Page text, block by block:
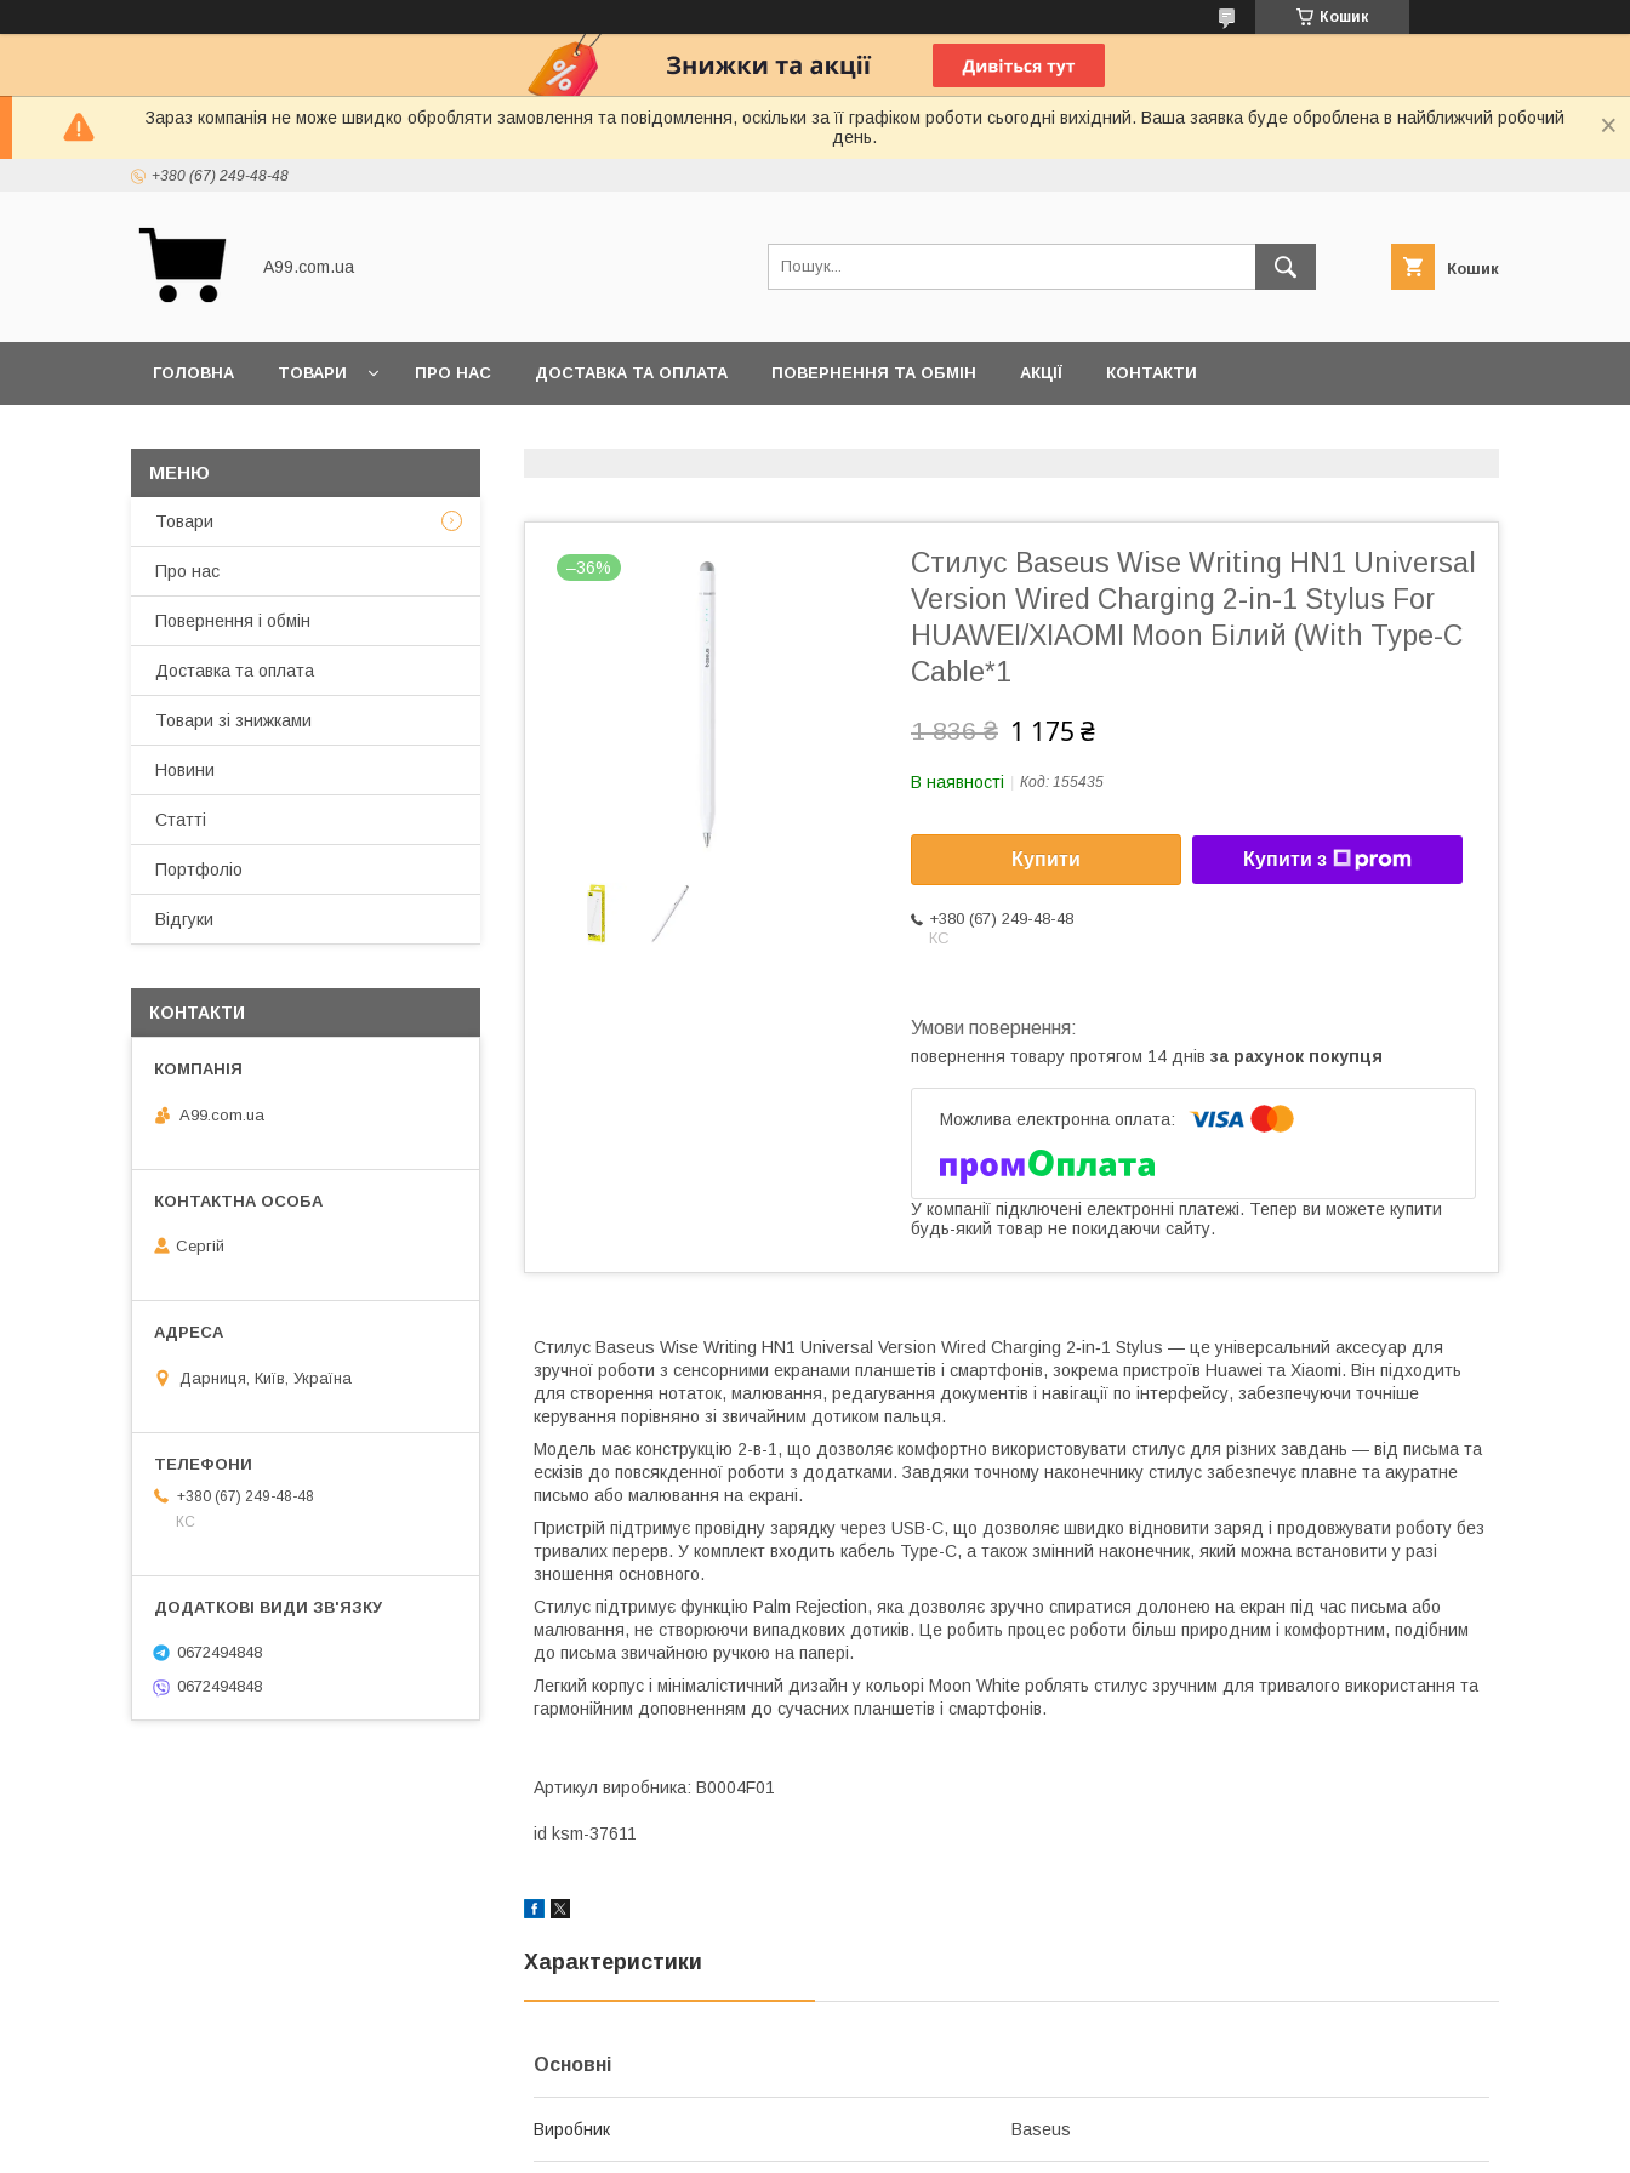
Кошик
Зараз компанія не може швидко обробляти замовлення та повідомлення, оскільки за її графіком роботи сьогодні вихідний. Ваша заявка буде оброблена в найближчий робочий
день.
+380 (67) 249-48-48
A99.com.ua Кошик
ГОЛОВНА ТОВАРИ ПРО НАС ДОСТАВКА ТА ОПЛАТА ПОВЕРНЕННЯ ТА ОБМІН АКЦІЇ КОНТАКТИ
–36%
Стилус Baseus Wise Writing HN1 Universal
Version Wired Charging 2-in-1 Stylus For
HUAWEI/XIAOMI Moon Білий (With Type-C
Cable*1
1 836 ₴ 1 175 ₴
В наявності Код: 155435
Купити Купити з
+380 (67) 249-48-48
КС
повернення товару протягом 14 днів за рахунок покупця
У компанії підключені електронні платежі. Тепер ви можете купити
будь-який товар не покидаючи сайту.
Стилус Baseus Wise Writing HN1 Universal Version Wired Charging 2‑in‑1 Stylus — це універсальний аксесуар для
зручної роботи з сенсорними екранами планшетів і смартфонів, зокрема пристроїв Huawei та Xiaomi. Він підходить
для створення нотаток, малювання, редагування документів і навігації по інтерфейсу, забезпечуючи точніше
керування порівняно зі звичайним дотиком пальця.
Модель має конструкцію 2-в-1, що дозволяє комфортно використовувати стилус для різних завдань — від письма та
ескізів до повсякденної роботи з додатками. Завдяки точному наконечнику стилус забезпечує плавне та акуратне
письмо або малювання на екрані.
Пристрій підтримує провідну зарядку через USB-C, що дозволяє швидко відновити заряд і продовжувати роботу без
тривалих перерв. У комплект входить кабель Type-C, а також змінний наконечник, який можна встановити у разі
зношення основного.
Стилус підтримує функцію Palm Rejection, яка дозволяє зручно спиратися долонею на екран під час письма або
малювання, не створюючи випадкових дотиків. Це робить процес роботи більш природним і комфортним, подібним
до письма звичайною ручкою на папері.
Легкий корпус і мінімалістичний дизайн у кольорі Moon White роблять стилус зручним для тривалого використання та
гармонійним доповненням до сучасних планшетів і смартфонів.
Артикул виробника: B0004F01
id ksm-37611
Характеристики
Основні
Виробник Baseus
Товари
Про нас
Повернення і обмін
Доставка та оплата
Товари зі знижками
Новини
Статті
Портфоліо
Відгуки
КОНТАКТИ
A99.com.ua
Сергій
Дарниця, Київ, Україна
+380 (67) 249-48-48
КС
0672494848
0672494848